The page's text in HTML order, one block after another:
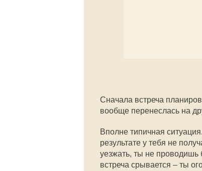
Сначала встреча
вообще перенеслась на
Вполне типичная
результате у тебя не
уезжать, ты не проводишь
встреча срывается – ты